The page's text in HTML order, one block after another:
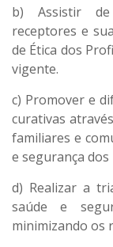
b) Assistir
receptores e
de Ética dos
vigente.
c) Promover e
curativas
familiares e
e segurança dos
d) Realizar a
saúde e
minimizando os